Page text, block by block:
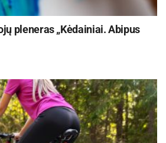
pleneras „Kėdainiai. Abipus